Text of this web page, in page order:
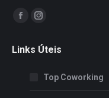
Encontre-nos em:
Facebook
opens
Instagram
opens
Links Úteis
Top Coworking